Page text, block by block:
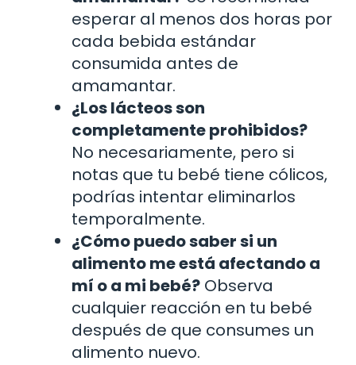
esperar al menos dos horas por
cada bebida estándar
consumida antes de
amamantar.
¿Los lácteos son
completamente prohibidos?
No necesariamente, pero si
notas que tu bebé tiene cólicos,
podrías intentar eliminarlos
temporalmente.
¿Cómo puedo saber si un
alimento me está afectando a
mí o a mi bebé? Observa
cualquier reacción en tu bebé
después de que consumes un
alimento nuevo.